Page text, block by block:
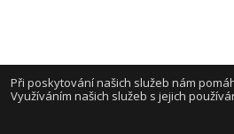
Při poskytování našich služeb nám
Využíváním našich služeb s jejich